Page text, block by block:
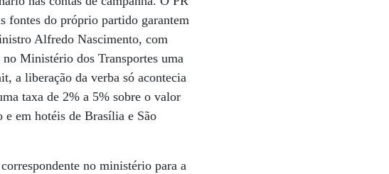
fontes do próprio partido garantem
Alfredo Nascimento, com
Ministério dos Transportes uma
a liberação da verba só acontecia
taxa de 2% a 5% sobre o valor
e em hotéis de Brasília e São
no ministério para a